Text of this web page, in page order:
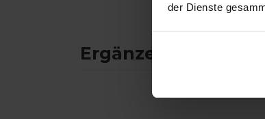
der Dienste
Ergänzende